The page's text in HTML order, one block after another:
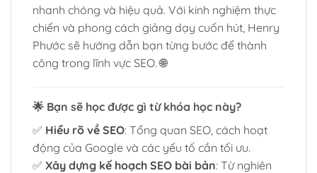
nhanh chóng và hiệu quả. Với kinh nghiệm thực
chiến và phong cách giảng dạy cuốn hút, Henry
Phước sẽ hướng dẫn bạn từng bước để thành
công trong lĩnh vực SEO. 🌐
🌟 Bạn sẽ học được gì từ khóa học này?
✅ Hiểu rõ về SEO: Tổng quan SEO, cách hoạt
động của Google và các yếu tố cần tối ưu.
✅ Xây dựng kế hoạch SEO bài bản: Từ nghiên